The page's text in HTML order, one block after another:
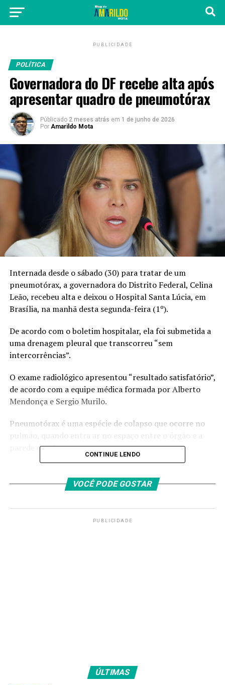
PUBLICIDADE
POLÍTICA
Governadora do DF recebe alta após
apresentar quadro de pneumotórax
Públicado 2 meses atrás em 1 de junho de 2026
Por Amarildo Mota
Internada desde o sábado (30) para tratar de um
pneumotórax, a governadora do Distrito Federal, Celina
Leão, recebeu alta e deixou o Hospital Santa Lúcia, em
Brasília, na manhã desta segunda-feira (1º).
De acordo com o boletim hospitalar, ela foi submetida a
uma drenagem pleural que transcorreu “sem
intercorrências”.
O exame radiológico apresentou “resultado satisfatório”,
de acordo com a equipe médica formada por Alberto
Mendonça e Sergio Murilo.
Pneumotórax é uma espécie de colapso que ocorre no
pulmão, quando entra ar no espaço entre o órgão e a
parede do tórax.
súbita no peito e dificuldade de respirar. Em casos mais
graves, pode acelerar o coração, deixando uma
coloração arroxeada na pele.
CONTINUE LENDO
VOCÊ PODE GOSTAR
PUBLICIDADE
ÚLTIMAS